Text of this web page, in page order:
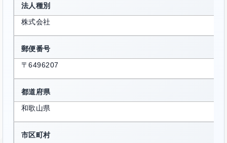
法人種別
株式会社
郵便番号
〒6496207
都道府県
和歌山県
市区町村